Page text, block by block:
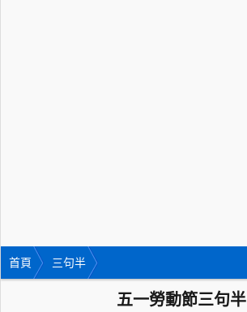
首頁 三句半
五一勞動節三句半